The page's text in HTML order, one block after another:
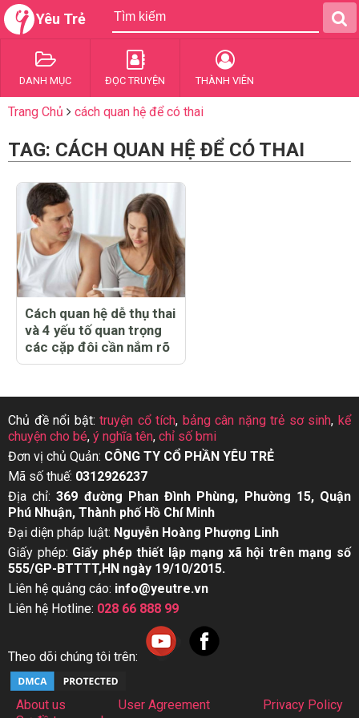
Yêu Trẻ
DANH MỤC ĐỌC TRUYỆN THÀNH VIÊN
Trang Chủ cách quan hệ để có thai
TAG: CÁCH QUAN HỆ ĐỂ CÓ THAI
Cách quan hệ dễ thụ thai
và 4 yếu tố quan trọng
các cặp đôi cần nắm rõ
Chủ đề nổi bật:truyện cổ tích, bảng cân nặng trẻ sơ sinh,kể
chuyện cho bé, ý nghĩa tên, chỉ số bmi
Đơn vị chủ Quản: CÔNG TY CỔ PHẦN YÊU TRẺ
Mã số thuế: 0312926237
Địa chỉ:369 đường Phan Đình Phùng, Phường 15, Quận
Phú Nhuận, Thành phố Hồ Chí Minh
Đại diện pháp luật: Nguyễn Hoàng Phượng Linh
Giấy phép: Giấy phép thiết lập mạng xã hội trên mạng số
555/GP-BTTTT,HN ngày 19/10/2015.
Liên hệ quảng cáo: info@yeutre.vn
Liên hệ Hotline: 028 66 888 99
Theo dõi chúng tôi trên:
About us User Agreement
Privacy Policy